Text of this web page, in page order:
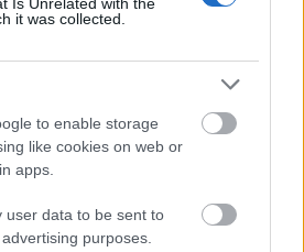
it was collected.
to enable storage
like cookies on web or
apps.
user data to be sent to
purposes.
όλα τα νέα για τα
σου διάσημα πρόσωπα.
το JennyGr στο
Google News.